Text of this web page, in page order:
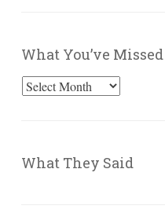
What You’ve Missed
What
What They Said